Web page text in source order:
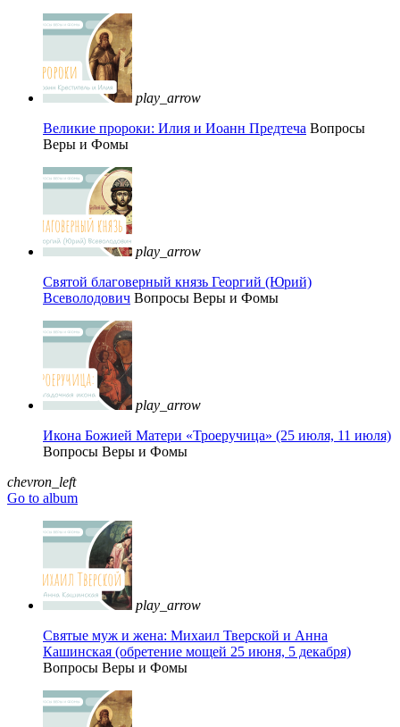
play_arrow
Великие пророки: Илия и Иоанн Предтеча Вопросы
Веры и Фомы
play_arrow
Святой благоверный князь Георгий (Юрий)
Всеволодович Вопросы Веры и Фомы
play_arrow
Икона Божией Матери «Троеручица» (25 июля, 11 июля)
Вопросы Веры и Фомы
chevron_left
Go to album
play_arrow
Святые муж и жена: Михаил Тверской и Анна
Кашинская (обретение мощей 25 июня, 5 декабря)
Вопросы Веры и Фомы